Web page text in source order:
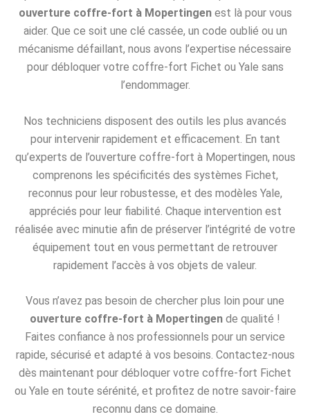
ouverture coffre-fort à Mopertingenest là pour vous
aider. Que ce soit une clé cassée, un code oublié ou un
mécanisme défaillant, nous avons l’expertise nécessaire
pour débloquer votre coffre-fort Fichet ou Yale sans
l’endommager.
Nos techniciens disposent des outils les plus avancés
pour intervenir rapidement et efficacement. En tant
qu’experts de l’ouverture coffre-fort à Mopertingen, nous
comprenons les spécificités des systèmes Fichet,
reconnus pour leur robustesse, et des modèles Yale,
appréciés pour leur fiabilité. Chaque intervention est
réalisée avec minutie afin de préserver l’intégrité de votre
équipement tout en vous permettant de retrouver
rapidement l’accès à vos objets de valeur.
Vous n’avez pas besoin de chercher plus loin pour une
ouverture coffre-fort à Mopertingen de qualité !
Faites confiance à nos professionnels pour un service
rapide, sécurisé et adapté à vos besoins. Contactez-nous
dès maintenant pour débloquer votre coffre-fort Fichet
ou Yale en toute sérénité, et profitez de notre savoir-faire
reconnu dans ce domaine.